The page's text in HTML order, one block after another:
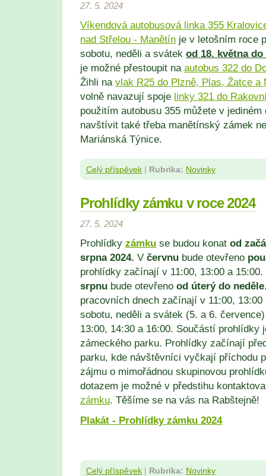
27. 5. 2024
Víkendová autobusová linka 355
nad Střelou - Manětín je v letošním roce
sobotu, neděli a svátek od 18. května
je možné přestoupit na autobus 322 do
Žihli na vlak R25 do Plzně, Plas, Žatce a
volně navazují spoje linky 321 do
použitím autobusu 355 můžete v
navštívit také třeba manětínský zámek
Mariánská Týnice.
Celý příspěvek | Rubrika: Novinky
Prohlídky zámku v roce 2024
27. 5. 2024
Prohlídky zámku se budou konat od
srpna 2024. V červnu bude otevřeno
prohlídky začínají v 11:00, 13:00 a
srpnu bude otevřeno od úterý do neděle
pracovních dnech začínají v 11:00,
sobotu, neděli a svátek (5. a 6.
13:00, 14:30 a 16:00. Součástí prohlídky
zámeckého parku. Prohlídky začínají
parku, kde návštěvníci vyčkají příchodu
zájmu o mimořádnou skupinovou
dotazem je možné v předstihu
zámku. Těšíme se na vás na Rabštejně!
Plakát - Prohlídky zámku 2024
Celý příspěvek | Rubrika: Novinky